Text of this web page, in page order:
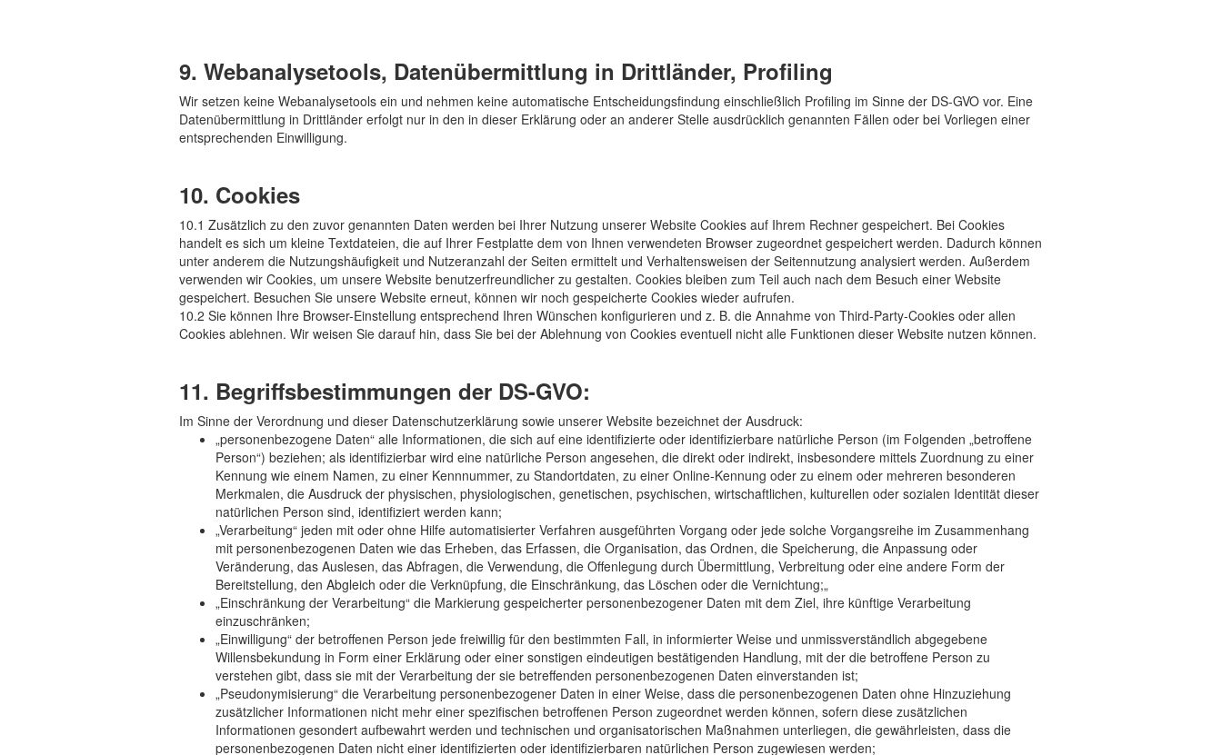
9. Webanalysetools, Datenübermittlung in Drittländer, Profiling
Wir setzen keine Webanalysetools ein und nehmen keine automatische Entscheidungsfindung einschließlich Profiling im Sinne der DS-GVO vor. Eine
Datenübermittlung in Drittländer erfolgt nur in den in dieser Erklärung oder an anderer Stelle ausdrücklich genannten Fällen oder bei Vorliegen einer
entsprechenden Einwilligung.
10. Cookies
10.1 Zusätzlich zu den zuvor genannten Daten werden bei Ihrer Nutzung unserer Website Cookies auf Ihrem Rechner gespeichert. Bei Cookies
handelt es sich um kleine Textdateien, die auf Ihrer Festplatte dem von Ihnen verwendeten Browser zugeordnet gespeichert werden. Dadurch können
unter anderem die Nutzungshäufigkeit und Nutzeranzahl der Seiten ermittelt und Verhaltensweisen der Seitennutzung analysiert werden. Außerdem
verwenden wir Cookies, um unsere Website benutzerfreundlicher zu gestalten. Cookies bleiben zum Teil auch nach dem Besuch einer Website
gespeichert. Besuchen Sie unsere Website erneut, können wir noch gespeicherte Cookies wieder aufrufen.
10.2 Sie können Ihre Browser-Einstellung entsprechend Ihren Wünschen konfigurieren und z. B. die Annahme von Third-Party-Cookies oder allen
Cookies ablehnen. Wir weisen Sie darauf hin, dass Sie bei der Ablehnung von Cookies eventuell nicht alle Funktionen dieser Website nutzen können.
11. Begriffsbestimmungen der DS-GVO:
Im Sinne der Verordnung und dieser Datenschutzerklärung sowie unserer Website bezeichnet der Ausdruck:
„personenbezogene Daten“ alle Informationen, die sich auf eine identifizierte oder identifizierbare natürliche Person (im Folgenden „betroffene
Person“) beziehen; als identifizierbar wird eine natürliche Person angesehen, die direkt oder indirekt, insbesondere mittels Zuordnung zu einer
Kennung wie einem Namen, zu einer Kennnummer, zu Standortdaten, zu einer Online-Kennung oder zu einem oder mehreren besonderen
Merkmalen, die Ausdruck der physischen, physiologischen, genetischen, psychischen, wirtschaftlichen, kulturellen oder sozialen Identität dieser
natürlichen Person sind, identifiziert werden kann;
„Verarbeitung“ jeden mit oder ohne Hilfe automatisierter Verfahren ausgeführten Vorgang oder jede solche Vorgangsreihe im Zusammenhang
mit personenbezogenen Daten wie das Erheben, das Erfassen, die Organisation, das Ordnen, die Speicherung, die Anpassung oder
Veränderung, das Auslesen, das Abfragen, die Verwendung, die Offenlegung durch Übermittlung, Verbreitung oder eine andere Form der
Bereitstellung, den Abgleich oder die Verknüpfung, die Einschränkung, das Löschen oder die Vernichtung;„
„Einschränkung der Verarbeitung“ die Markierung gespeicherter personenbezogener Daten mit dem Ziel, ihre künftige Verarbeitung
einzuschränken;
„Einwilligung“ der betroffenen Person jede freiwillig für den bestimmten Fall, in informierter Weise und unmissverständlich abgegebene
Willensbekundung in Form einer Erklärung oder einer sonstigen eindeutigen bestätigenden Handlung, mit der die betroffene Person zu
verstehen gibt, dass sie mit der Verarbeitung der sie betreffenden personenbezogenen Daten einverstanden ist;
„Pseudonymisierung“ die Verarbeitung personenbezogener Daten in einer Weise, dass die personenbezogenen Daten ohne Hinzuziehung
zusätzlicher Informationen nicht mehr einer spezifischen betroffenen Person zugeordnet werden können, sofern diese zusätzlichen
Informationen gesondert aufbewahrt werden und technischen und organisatorischen Maßnahmen unterliegen, die gewährleisten, dass die
personenbezogenen Daten nicht einer identifizierten oder identifizierbaren natürlichen Person zugewiesen werden;